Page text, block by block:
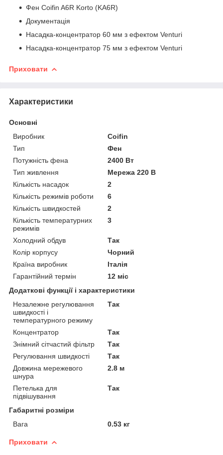
Фен Сoifin A6R Korto (KA6R)
Документація
Насадка-концентратор 60 мм з ефектом Venturi
Насадка-концентратор 75 мм з ефектом Venturi
Приховати
Характеристики
Основні
Виробник
Coifin
Тип
Фен
Потужність фена
2400 Вт
Тип живлення
Мережа 220 В
Кількість насадок
2
Кількість режимів роботи
6
Кількість швидкостей
2
Кількість температурних
режимів
3
Холодний обдув
Так
Колір корпусу
Чорний
Країна виробник
Італія
Гарантійний термін
12 міс
Додаткові функції і характеристики
Незалежне регулювання
швидкості і
температурного режиму
Так
Концентратор
Так
Знімний сітчастий фільтр
Так
Регулювання швидкості
Так
Довжина мережевого
шнура
2.8 м
Петелька для
підвішування
Так
Габаритні розміри
Вага
0.53 кг
Приховати